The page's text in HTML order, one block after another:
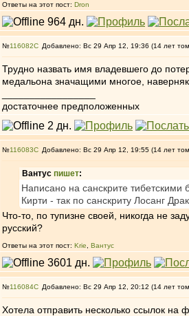
Ответы на этот пост: Dron
№116082 Добавлено: Вс 29 Апр 12, 19:36 (14 лет
Трудно назвать имя владевшего до
медальона значащими многое,
достаточнее предположенных
№116083 Добавлено: Вс 29 Апр 12, 19:55 (14 лет
Вантус пишет:
Написано на санскрите
Кирти - так по санскриту Лосанг
Что-то, по тупизне своей, никогда не
русский?
Ответы на этот пост: Krie Вантус
№116084 Добавлено: Вс 29 Апр 12, 20:12 (14 лет
Хотела отправить несколько ссылок